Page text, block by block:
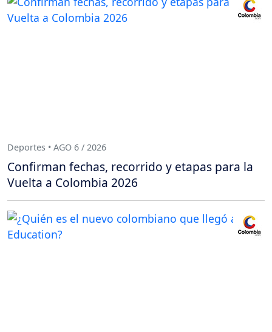
Deportes • AGO 6 / 2026
Confirman fechas, recorrido y etapas para la
Vuelta a Colombia 2026